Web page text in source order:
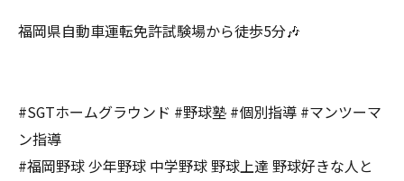
福岡県自動車運転免許試験場から徒歩5分🎶
#SGTホームグラウンド #野球塾 #個別指導 #マンツーマ
ン指導
#福岡野球 少年野球 中学野球 野球上達 野球好きな人と